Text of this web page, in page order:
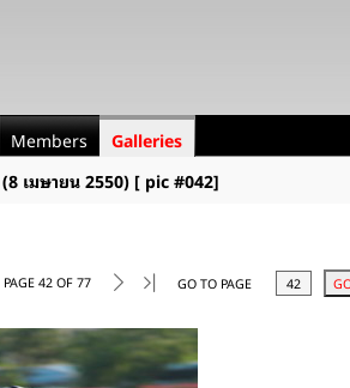
Members Galleries
เมษายน 2550) [ pic #042]
PAGE 42 OF 77 GO TO PAGE